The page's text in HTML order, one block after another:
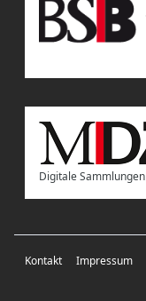
Digitale Sammlungen
Kontakt Impressum